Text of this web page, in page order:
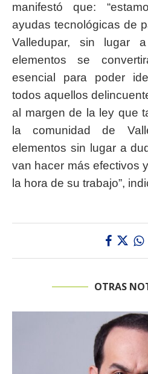
manifestó que:
ayudas tecnológicas de
Valledupar, sin lugar
elementos se
esencial para poder
todos aquellos
al margen de la ley que
la comunidad de
elementos sin lugar a
van hacer más efectivos
la hora de su trabajo”,
OTRAS